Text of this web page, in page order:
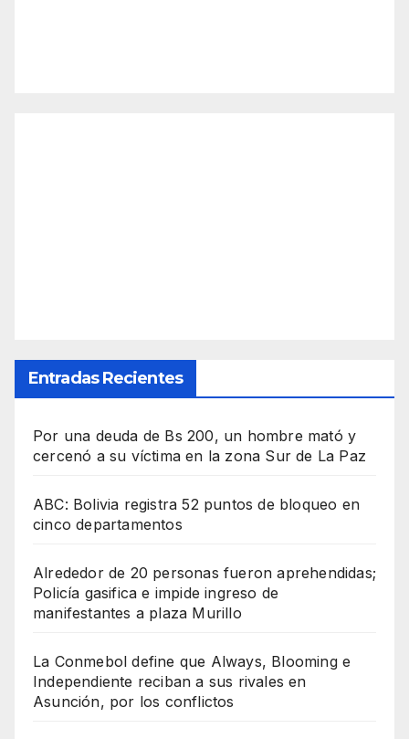
Entradas Recientes
Por una deuda de Bs 200, un hombre mató y
cercenó a su víctima en la zona Sur de La Paz
ABC: Bolivia registra 52 puntos de bloqueo en
cinco departamentos
Alrededor de 20 personas fueron aprehendidas;
Policía gasifica e impide ingreso de
manifestantes a plaza Murillo
La Conmebol define que Always, Blooming e
Independiente reciban a sus rivales en
Asunción, por los conflictos